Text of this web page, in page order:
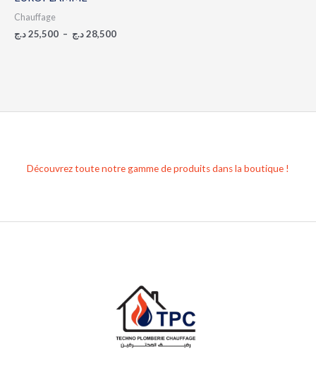
Chauffage
25,500د.ج – 28,500د.ج
Découvrez toute notre gamme de produits dans la boutique !